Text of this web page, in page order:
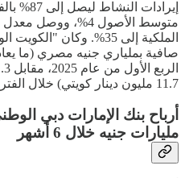
إيرادات
متوسط الأصول 4%،
الملكية إلى 35%. وكان
11.7 مليون دينار كويتي) خلال الفترة نفسها من عام 2024.
مليارات جنيه خلال 6 أشهر